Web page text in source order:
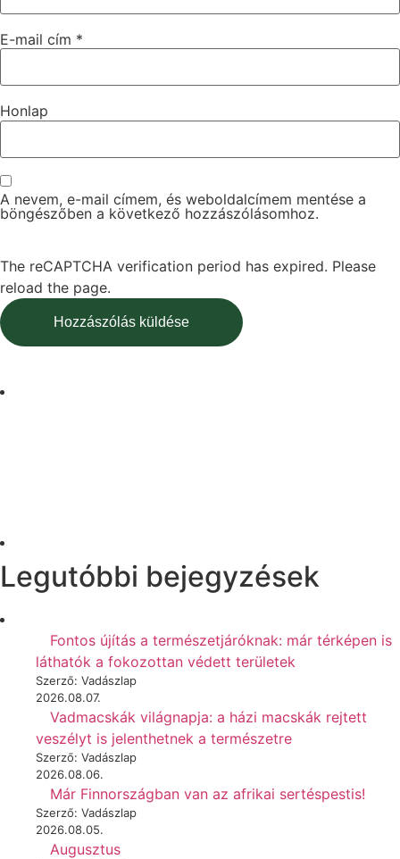
E-mail cím *
Honlap
A nevem, e-mail címem, és weboldalcímem mentése a
böngészőben a következő hozzászólásomhoz.
The reCAPTCHA verification period has expired. Please
reload the page.
Legutóbbi bejegyzések
Fontos újítás a természetjáróknak: már térképen is
láthatók a fokozottan védett területek
Szerző: Vadászlap
2026.08.07.
Vadmacskák világnapja: a házi macskák rejtett
veszélyt is jelenthetnek a természetre
Szerző: Vadászlap
2026.08.06.
Már Finnországban van az afrikai sertéspestis!
Szerző: Vadászlap
2026.08.05.
Augusztus